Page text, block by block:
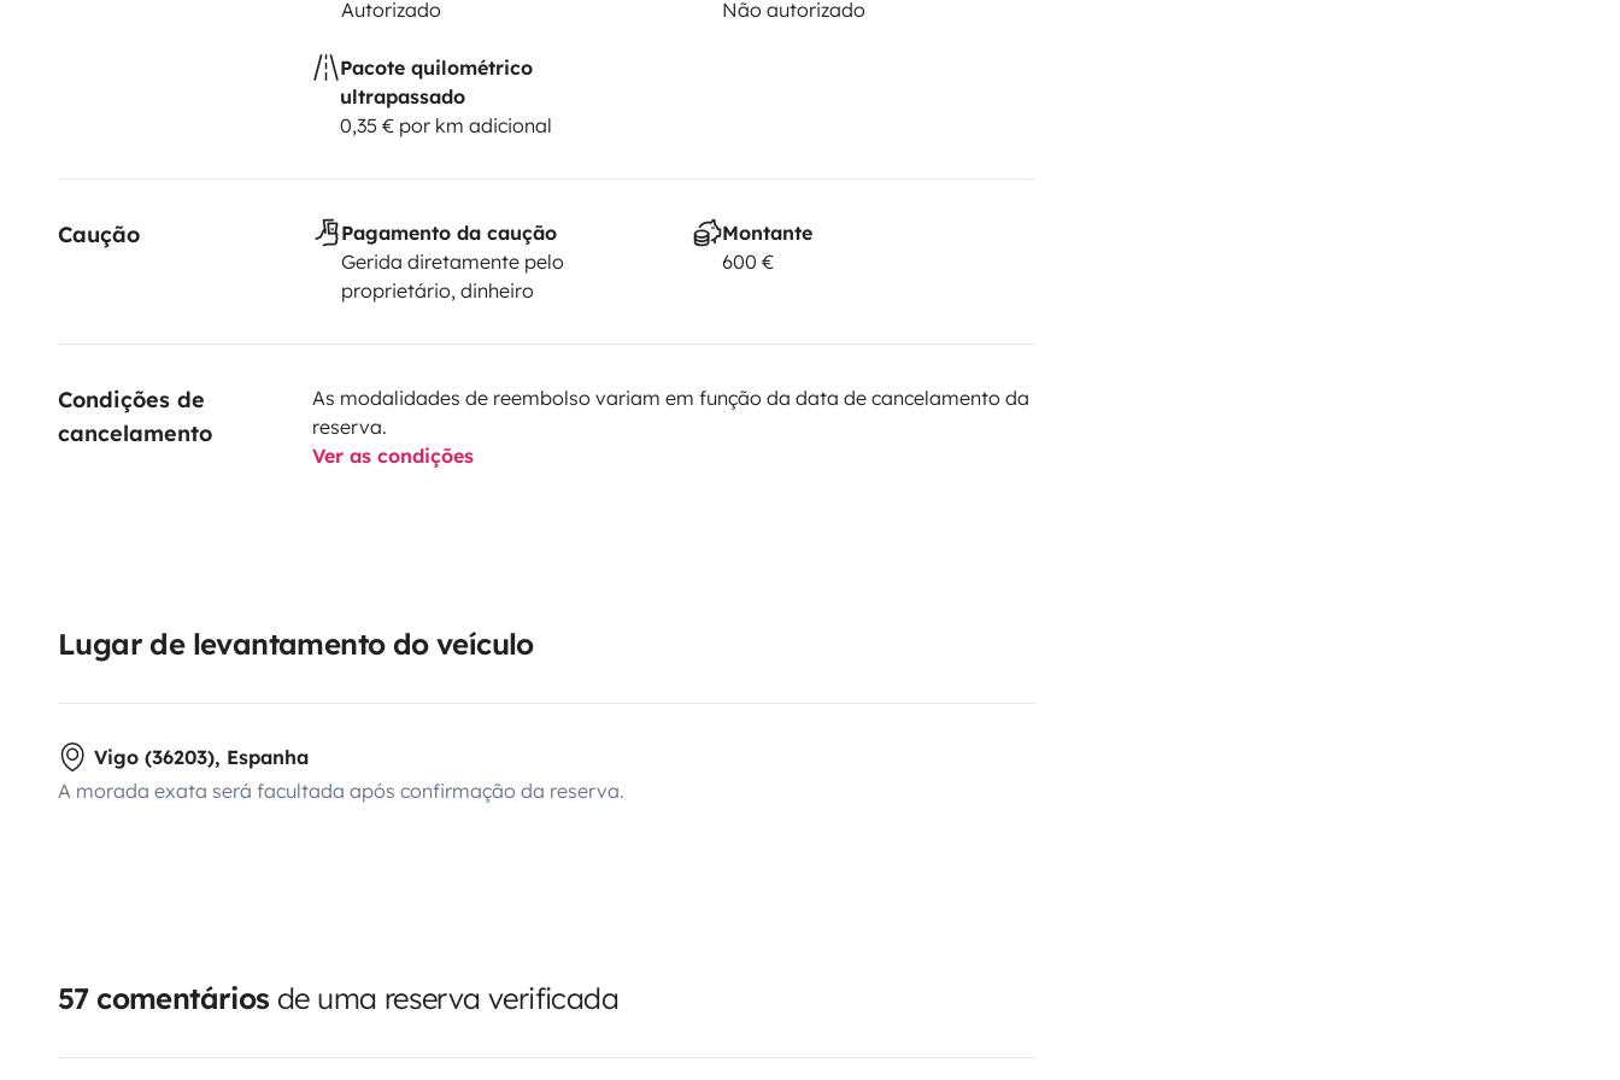
Autorizado
Não autorizado
Pacote quilométrico
ultrapassado
0,35 € por km adicional
Caução
Pagamento da caução
Gerida diretamente pelo
proprietário, dinheiro
Montante
600 €
Condições de
cancelamento
As modalidades de reembolso variam em função da data de cancelamento da
reserva.
Ver as condições
Lugar de levantamento do veículo
Vigo (36203), Espanha
A morada exata será facultada após confirmação da reserva.
57 comentários de uma reserva verificada